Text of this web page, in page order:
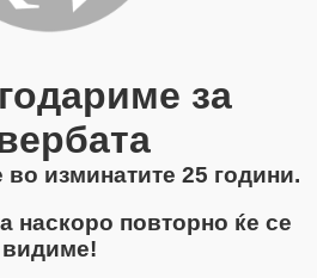
за
во изминатите 25 години.
наскоро повторно ќе се
видиме!